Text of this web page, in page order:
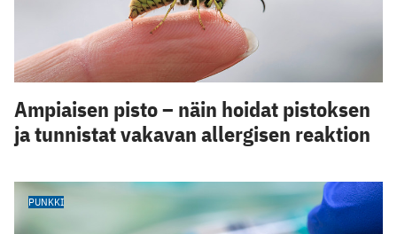
Ampiaisen pisto – näin hoidat pistoksen
ja tunnistat vakavan allergisen reaktion
PUNKKI